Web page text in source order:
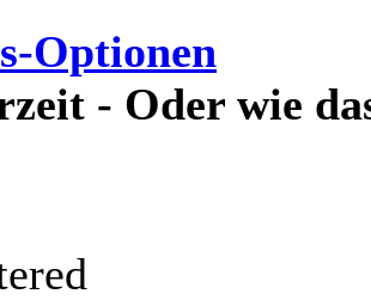
Optionen
- Oder wie